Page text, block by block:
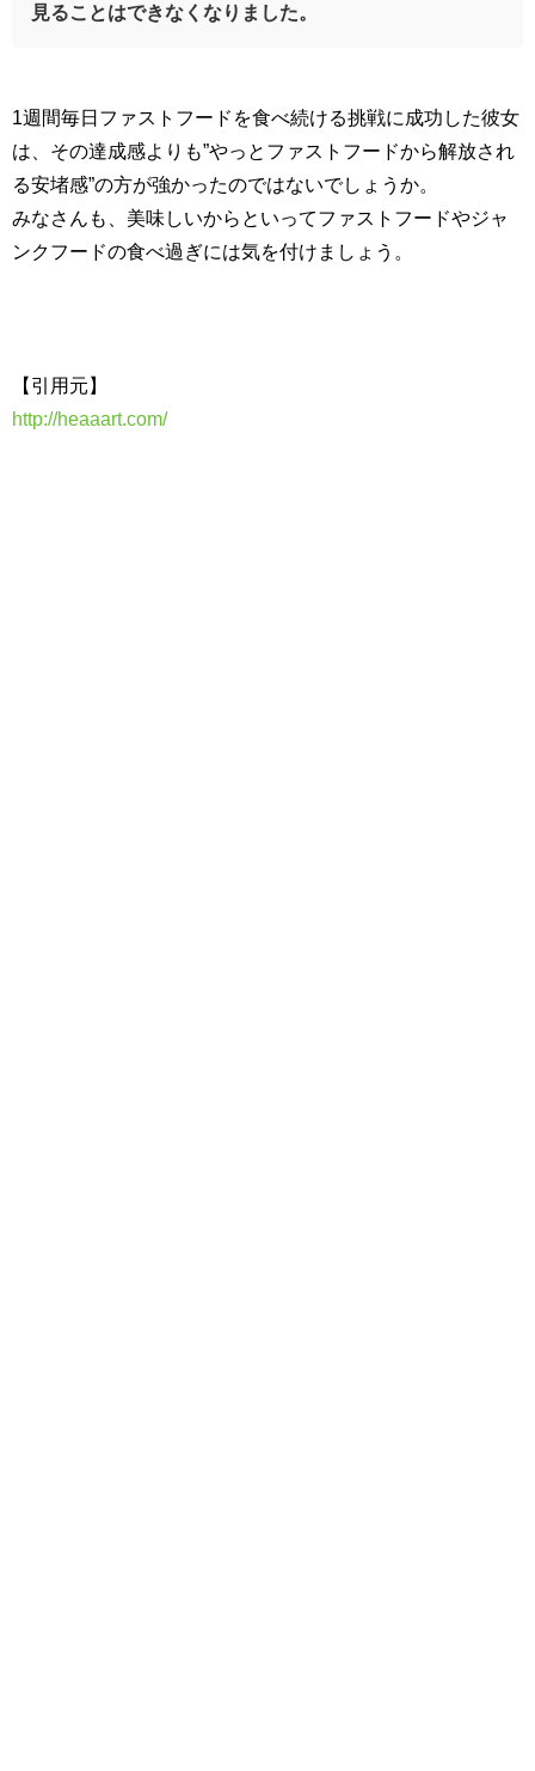
見ることはできなくなりました。
1週間毎日ファストフードを食べ続ける挑戦に成功した彼女
は、その達成感よりも”やっとファストフードから解放され
る安堵感”の方が強かったのではないでしょうか。
みなさんも、美味しいからといってファストフードやジャ
ンクフードの食べ過ぎには気を付けましょう。
【引用元】
http://heaaart.com/